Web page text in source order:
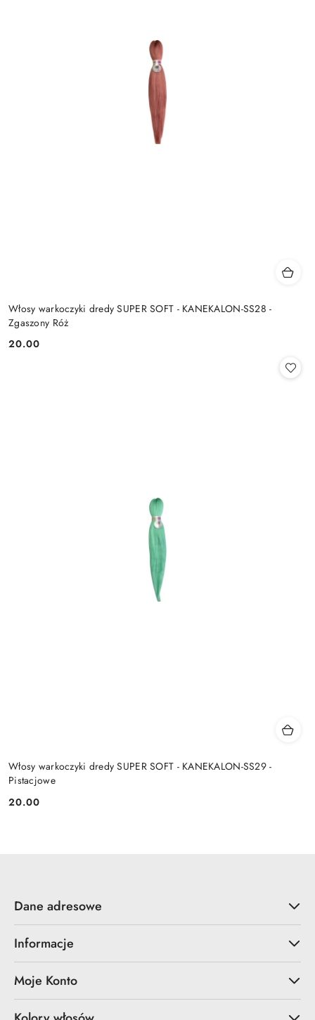
Włosy warkoczyki dredy SUPER SOFT - KANEKALON-SS28 -
Zgaszony Róż
Cena:
20.00
Włosy warkoczyki dredy SUPER SOFT - KANEKALON-SS29 -
Pistacjowe
Cena:
20.00
Dane adresowe
Informacje
Moje Konto